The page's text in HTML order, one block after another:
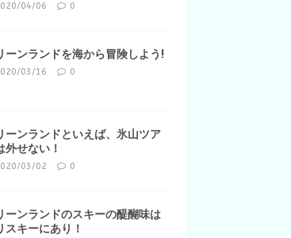
04/06 0
ーンランドを海から冒険しよう!
03/16 0
ーンランドといえば、氷山ツア
外せない！
03/02 0
ーンランドのスキーの醍醐味は
スキーにあり！